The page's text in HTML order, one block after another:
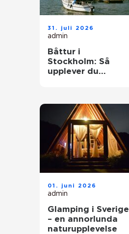
31. juli 2026
admin
Båttur i
Stockholm: Så
upplever du
01. juni 2026
admin
Glamping i Sverige
– en annorlunda
naturupplevelse